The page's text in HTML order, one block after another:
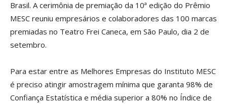
Brasil. A cerimônia de premiação da 10ª edição do Prêmio
MESC reuniu empresários e colaboradores das 100 marcas
premiadas no Teatro Frei Caneca, em São Paulo, dia 2 de
setembro.
Para estar entre as Melhores Empresas do Instituto MESC
é preciso atingir amostragem mínima que garanta 98% de
Confiança Estatística e média superior a 80% no Índice de